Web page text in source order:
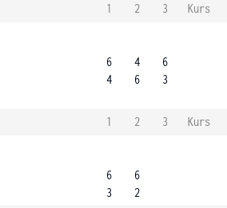
1 2 3
Kurs
6
4
4
6
6
3
1 2 3
Kurs
6
3
6
2